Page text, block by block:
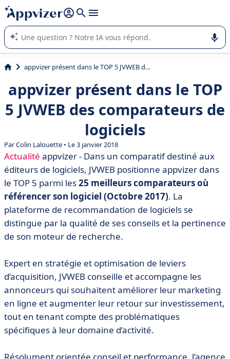
répondre (plusieurs lignes avec
L'IA de Appvizer vous guide dans l'utilisation ou la sélection de
logiciel SaaS en entreprise.
appvizer présent dans le TOP 5 JVWEB des comparateurs de logiciels
appvizer présent dans le TOP
5 JVWEB des comparateurs de
logiciels
Par Colin Lalouette • Le 3 janvier 2018
Actualité appvizer - Dans un comparatif destiné aux
éditeurs de logiciels, JVWEB positionne appvizer dans
le TOP 5 parmi les25 meilleurs comparateurs où
référencer son logiciel (Octobre 2017). La
plateforme de recommandation de logiciels se
distingue par la qualité de ses conseils et la pertinence
de son moteur de recherche.
Expert en stratégie et optimisation de leviers
d’acquisition, JVWEB conseille et accompagne les
annonceurs qui souhaitent améliorer leur marketing
en ligne et augmenter leur retour sur investissement,
tout en tenant compte des problématiques
spécifiques à leur domaine d’activité.